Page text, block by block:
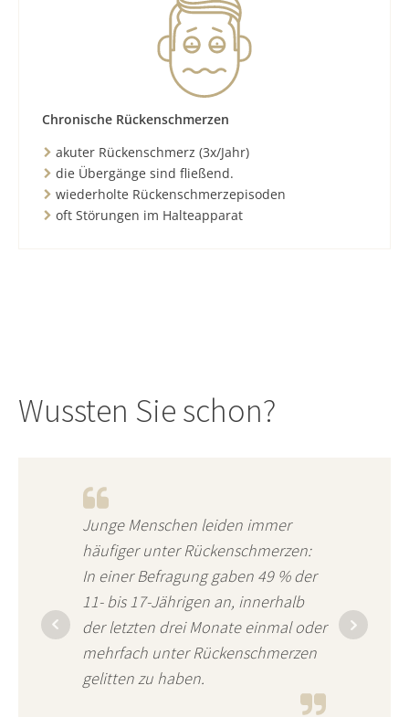
Chronische Rückenschmerzen
akuter Rückenschmerz (3x/Jahr)
die Übergänge sind fließend.
wiederholte Rückenschmerzepisoden
oft Störungen im Halteapparat
Wussten Sie schon?
Junge Menschen leiden immer
häufiger unter Rückenschmerzen:
In einer Befragung gaben 49 % der
11- bis 17-Jährigen an, innerhalb
der letzten drei Monate einmal oder
mehrfach unter Rückenschmerzen
gelitten zu haben.